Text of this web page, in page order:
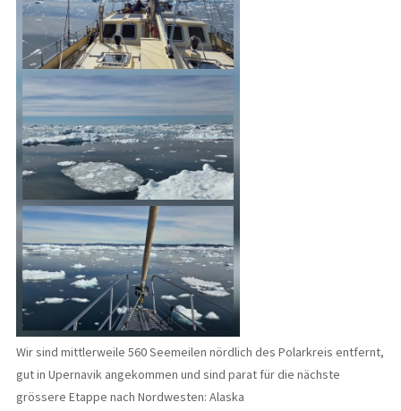
Wir sind mittlerweile 560 Seemeilen nördlich des Polarkreis entfernt,
gut in Upernavik angekommen und sind parat für die nächste
grössere Etappe nach Nordwesten: Alaska